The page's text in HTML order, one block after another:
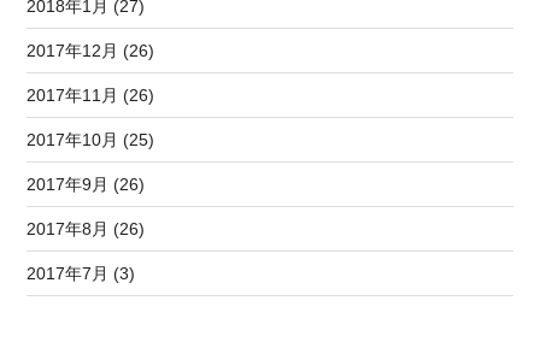
2018年1月 (27)
2017年12月 (26)
2017年11月 (26)
2017年10月 (25)
2017年9月 (26)
2017年8月 (26)
2017年7月 (3)